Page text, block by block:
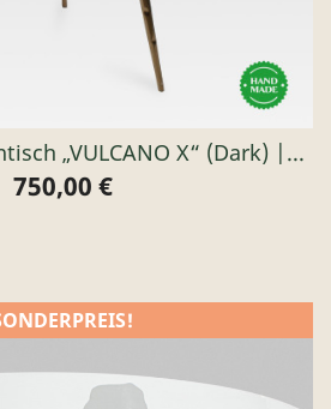
„VULCANO X“ (dark) |...
Preis
750,00 €